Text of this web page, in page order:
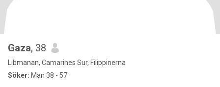
Gaza, 38
Libmanan, Camarines Sur, Filippinerna
Söker: Man 38 - 57